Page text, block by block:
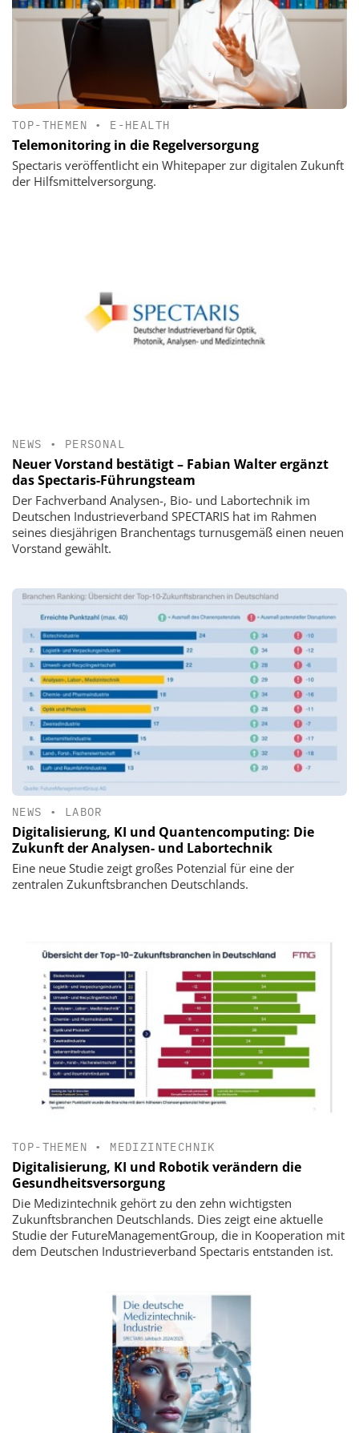
TOP-THEMEN • E-HEALTH
Telemonitoring in die Regelversorgung
Spectaris veröffentlicht ein Whitepaper zur digitalen Zukunft
der Hilfsmittelversorgung.
NEWS • PERSONAL
Neuer Vorstand bestätigt – Fabian Walter ergänzt
das Spectaris-Führungsteam
Der Fachverband Analysen-, Bio- und Labortechnik im
Deutschen Industrieverband SPECTARIS hat im Rahmen
seines diesjährigen Branchentags turnusgemäß einen neuen
Vorstand gewählt.
NEWS • LABOR
Digitalisierung, KI und Quantencomputing: Die
Zukunft der Analysen- und Labortechnik
Eine neue Studie zeigt großes Potenzial für eine der
zentralen Zukunftsbranchen Deutschlands.
TOP-THEMEN • MEDIZINTECHNIK
Digitalisierung, KI und Robotik verändern die
Gesundheitsversorgung
Die Medizintechnik gehört zu den zehn wichtigsten
Zukunftsbranchen Deutschlands. Dies zeigt eine aktuelle
Studie der FutureManagementGroup, die in Kooperation mit
dem Deutschen Industrieverband Spectaris entstanden ist.